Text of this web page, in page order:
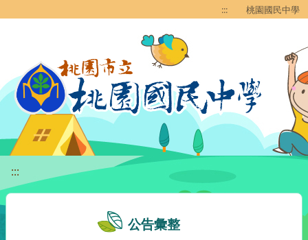
::: 桃園國民中學
:::
公告彙整